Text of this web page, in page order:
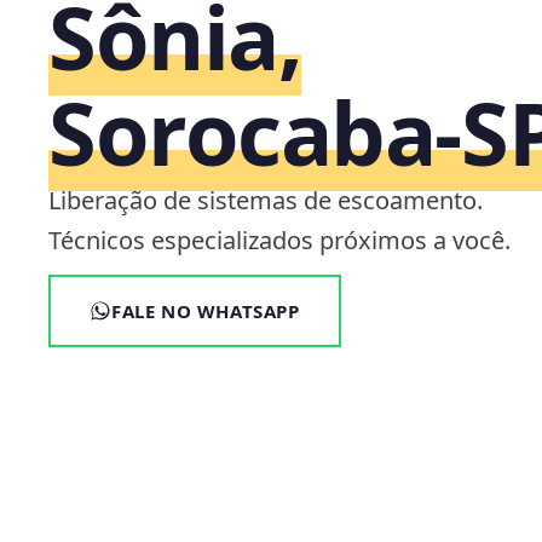
Sônia,
Liberação de sistemas de escoamento.
Técnicos especializados próximos a você.
FALE NO WHATSAPP